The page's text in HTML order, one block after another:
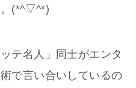
。(*^▽^*)
テ名人」同士がエンタ
で言い合いしているの